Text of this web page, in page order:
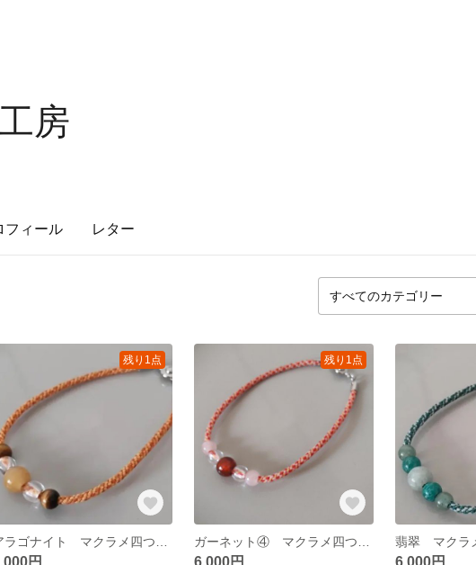
房
フィール レター
残り1点
円
残り1点
6,000円 6,000円